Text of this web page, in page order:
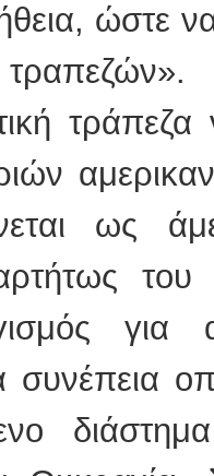
ώστε
ως
για
συνέπεια